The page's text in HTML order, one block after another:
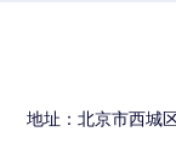
地址：北京市西城